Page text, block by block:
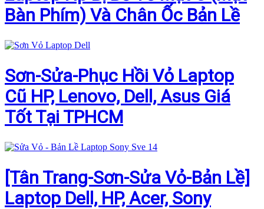
Bàn Phím) Và Chân Ốc Bản Lề
Sơn-Sửa-Phục Hồi Vỏ Laptop
Cũ HP, Lenovo, Dell, Asus Giá
Tốt Tại TPHCM
[Tân Trang-Sơn-Sửa Vỏ-Bản Lề]
Laptop Dell, HP, Acer, Sony